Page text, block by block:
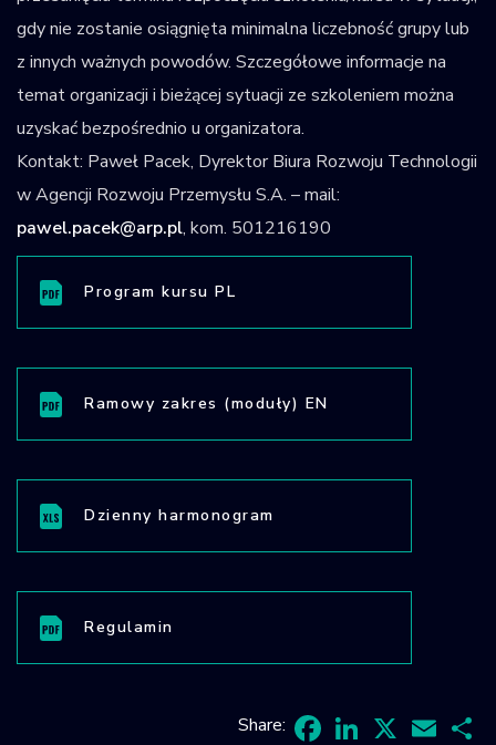
gdy nie zostanie osiągnięta minimalna liczebność grupy lub
z innych ważnych powodów. Szczegółowe informacje na
temat organizacji i bieżącej sytuacji ze szkoleniem można
uzyskać bezpośrednio u organizatora.
Kontakt: Paweł Pacek, Dyrektor Biura Rozwoju Technologii
w Agencji Rozwoju Przemysłu S.A. – mail:
pawel.pacek@arp.pl, kom. 501216190
Program kursu PL
Ramowy zakres (moduły) EN
Dzienny harmonogram
Regulamin
Share: